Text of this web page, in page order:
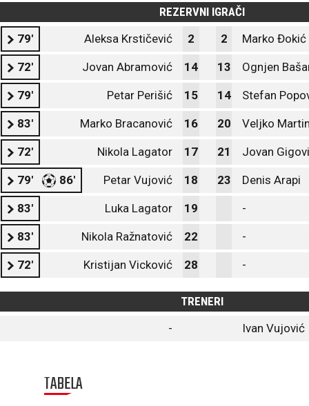
REZERVNI IGRAČI
79'
Aleksa Krstičević 2 2 Marko Đokić
72' Jovan Abramović 14 13 Ognjen
79' Petar Perišić 15 14 Stefan
83' Marko Bracanović 16 20 Veljko
72' Nikola Lagator 17 21 Jovan
79' 86' Petar Vujović 18 23 Denis Arapi
83' Luka Lagator 19 -
83' Nikola Ražnatović 22 -
72' Kristijan Vicković 28 -
TRENERI
-
Ivan Vujović
TABELA